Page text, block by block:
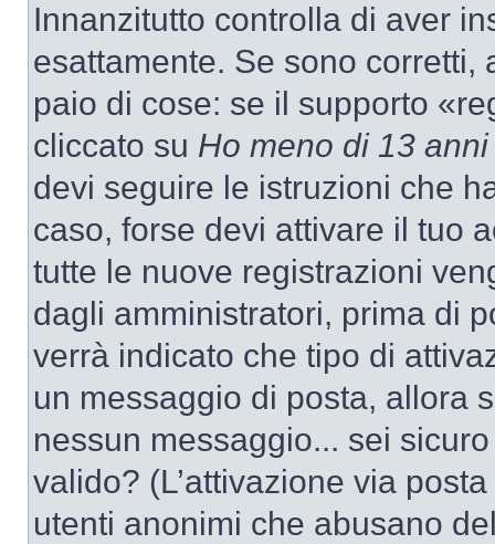
Innanzitutto controlla di aver
esattamente. Se sono
paio di cose: se il supporto
cliccato su Ho meno di 13 anni
devi seguire le istruzioni che
caso, forse devi attivare il tuo
tutte le nuove registrazioni
dagli amministratori, prima di
verrà indicato che tipo di
un messaggio di posta, allora
nessun messaggio... sei
valido? (L’attivazione via
utenti anonimi che abusano